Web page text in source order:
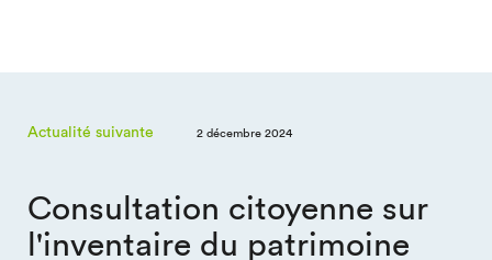
Actualité suivante 2 décembre 2024
Consultation citoyenne sur
l'inventaire du patrimoine